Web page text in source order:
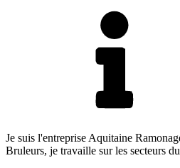
Je suis l'entreprise Aquitaine
Bruleurs, je travaille sur les secteurs